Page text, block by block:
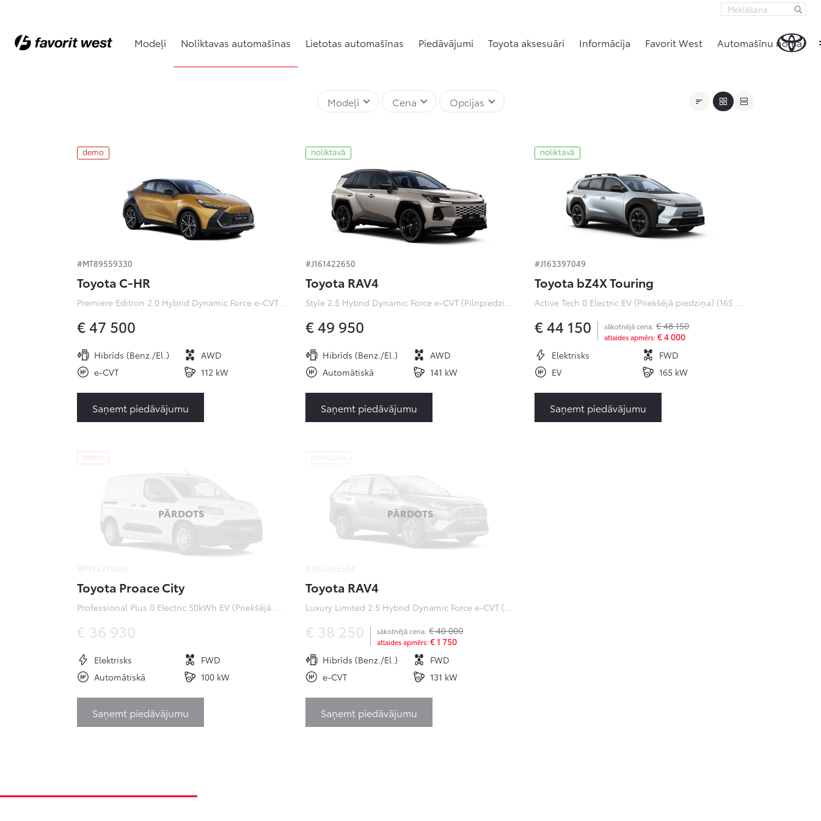
Modeļi Noliktavas automašīnas Lietotas automašīnas Piedāvājumi Toyota aksesuāri Informācija Favorit West Automašīnu noma
Modeļi Cena Opcijas
demo
#MT89559330
Toyota C-HR
Premiere Edition 2.0 Hybrid Dynamic Force e-CVT (Pilnpiedziņa) (112 kW)
€ 47 500
Hibrīds (Benz./El.)
AWD
e-CVT
112 kW
Saņemt piedāvājumu
noliktavā
#J161422650
Toyota RAV4
Style 2.5 Hybrid Dynamic Force e-CVT (Pilnpiedziņa) ( kW)
€ 49 950
Hibrīds (Benz./El.)
AWD
Automātiskā
141 kW
Saņemt piedāvājumu
noliktavā
#J163397049
Toyota bZ4X Touring
Active Tech 0 Electric EV (Priekšējā piedziņa) (165 kW)
€ 44 150 sākotnējā cena: € 48 150
atlaides apmērs: € 4 000
Elektrisks
FWD
EV
165 kW
Saņemt piedāvājumu
demo
PĀRDOTS
Toyota Proace City
Professional Plus 0 Electric 50kWh EV (Priekšējā piedziņa) (100 kW)
€ 36 930
Elektrisks
FWD
Automātiskā
100 kW
Saņemt piedāvājumu
noliktavā
PĀRDOTS
Toyota RAV4
Luxury Limited 2.5 Hybrid Dynamic Force e-CVT (Priekšējā piedziņa) (131 kW)
€ 38 250 sākotnējā cena: € 40 000
atlaides apmērs: € 1 750
Hibrīds (Benz./El.)
FWD
e-CVT
131 kW
Saņemt piedāvājumu